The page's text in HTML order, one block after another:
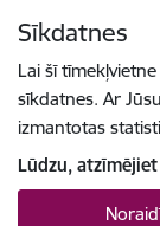
Sīkdatnes
Lai šī
sīkdatnes. Ar
izmantotas
Lūdzu,